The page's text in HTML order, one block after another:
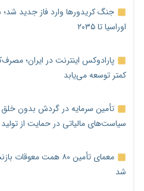
اوراسیا تا ۲۰۳۵
پارادوکس اینترنت در ایران؛
کمتر توسعه می‌یابد
تأمین سرمایه در گردش بدون
سیاست‌های مالیاتی در حمایت از تولید
معمای تأمین ۸۰ همت
شد